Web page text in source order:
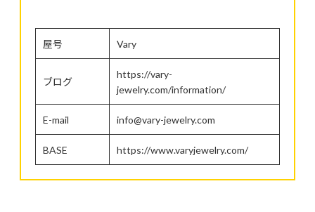
屋号 Vary
ブログ
https://vary-
jewelry.com/information/
E-mail info@vary-jewelry.com
BASE https://www.varyjewelry.com/